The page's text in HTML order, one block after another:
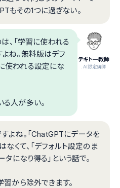
もその1つに過ぎない。
テキトー教師
.AI認定講師
、「学習に使われる
ね。無料版はデフ
使われる設定にな
人が多い。
よね。「ChatGPTにデータを
なくて、「デフォルト設定のま
タになり得る」という話で。
から除外できます。